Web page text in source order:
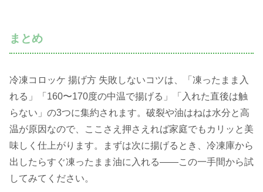
まとめ
冷凍コロッケ 揚げ方 失敗しないコツは、「凍ったまま入
れる」「160〜170度の中温で揚げる」「入れた直後は触
らない」の3つに集約されます。破裂や油はねは水分と高
温が原因なので、ここさえ押さえれば家庭でもカリッと美
味しく仕上がります。まずは次に揚げるとき、冷凍庫から
出したらすぐ凍ったまま油に入れる——この一手間から試
してみてください。